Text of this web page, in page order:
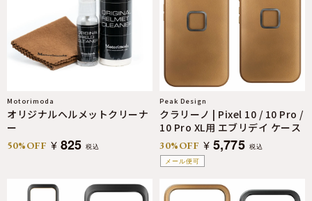
Motorimoda
オリジナルヘルメットクリーナ
ー
50%OFF ¥ 825 税込
メール便可
Peak Design
クラリーノ | Pixel 10 / 10 Pro /
10 Pro XL用 エブリデイ ケース
30%OFF ¥ 5,775 税込